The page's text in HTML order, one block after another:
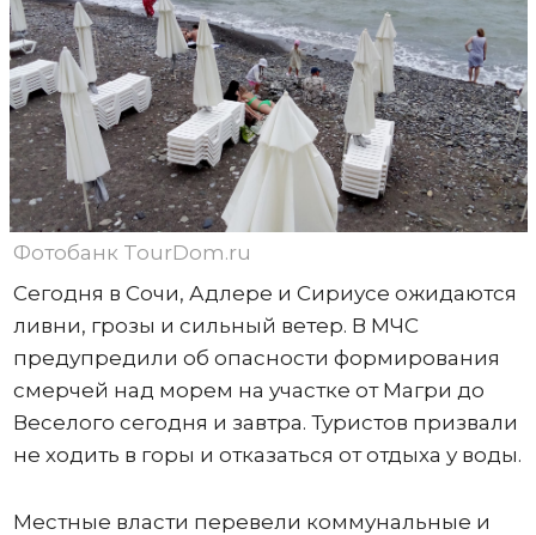
Фотобанк TourDom.ru
Сегодня в Сочи, Адлере и Сириусе ожидаются
ливни, грозы и сильный ветер. В МЧС
предупредили об опасности формирования
смерчей над морем на участке от Магри до
Веселого сегодня и завтра. Туристов призвали
не ходить в горы и отказаться от отдыха у воды.
Местные власти перевели коммунальные и